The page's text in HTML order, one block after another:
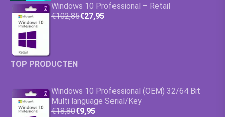
Windows 10 Professional – Retail
€102,85€27,95
TOP PRODUCTEN
Windows 10 Professional (OEM) 32/64 Bit
Multi language Serial/Key
€18,80€9,95